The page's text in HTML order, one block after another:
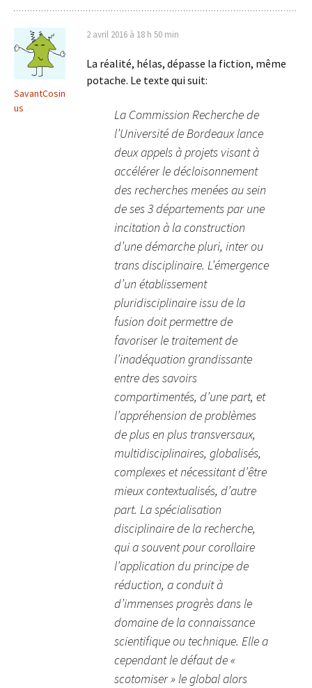
SavantCosin
us
2 avril 2016 à 18 h 50 min
La réalité, hélas, dépasse la fiction, même
potache. Le texte qui suit:
La Commission Recherche de
l’Université de Bordeaux lance
deux appels à projets visant à
accélérer le décloisonnement
des recherches menées au sein
de ses 3 départements par une
incitation à la construction
d’une démarche pluri, inter ou
trans disciplinaire. L’émergence
d’un établissement
pluridisciplinaire issu de la
fusion doit permettre de
favoriser le traitement de
l’inadéquation grandissante
entre des savoirs
compartimentés, d’une part, et
l’appréhension de problèmes
de plus en plus transversaux,
multidisciplinaires, globalisés,
complexes et nécessitant d’être
mieux contextualisés, d’autre
part. La spécialisation
disciplinaire de la recherche,
qui a souvent pour corollaire
l’application du principe de
réduction, a conduit à
d’immenses progrès dans le
domaine de la connaissance
scientifique ou technique. Elle a
cependant le défaut de «
scotomiser » le global alors